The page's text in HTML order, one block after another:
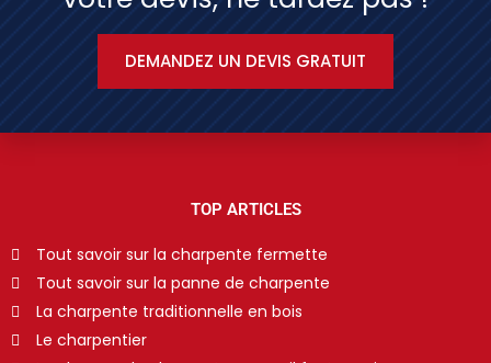
DEMANDEZ UN DEVIS GRATUIT
TOP ARTICLES
Tout savoir sur la charpente fermette
Tout savoir sur la panne de charpente
La charpente traditionnelle en bois
Le charpentier